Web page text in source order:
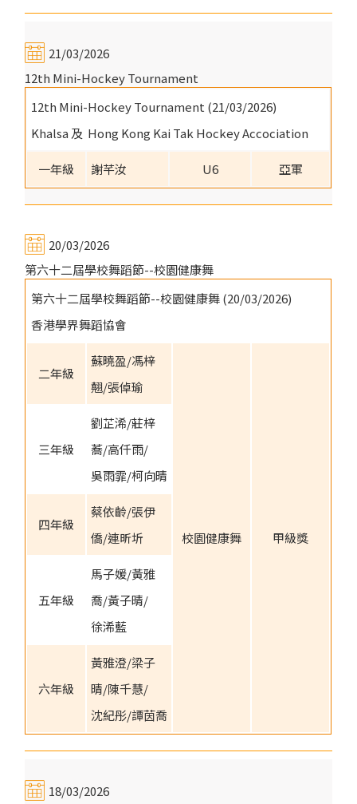
21/03/2026
12th Mini-Hockey Tournament
12th Mini-Hockey Tournament (21/03/2026)
Khalsa 及 Hong Kong Kai Tak Hockey Accociation
一年級 謝芊汝 U6 亞軍
20/03/2026
第六十二屆學校舞蹈節--校園健康舞
第六十二屆學校舞蹈節--校園健康舞 (20/03/2026)
香港學界舞蹈協會
二年級
蘇曉盈/馮梓
翹/張倬瑜
校園健康舞 甲級獎
三年級
劉芷浠/莊梓
蕎/高仟雨/
吳雨霏/柯向晴
四年級
蔡依齡/張伊
僑/連昕圻
五年級
馬子媛/黃雅
喬/黃子晴/
徐浠藍
六年級
黃雅澄/梁子
晴/陳千慧/
沈紀彤/譚茵喬
18/03/2026